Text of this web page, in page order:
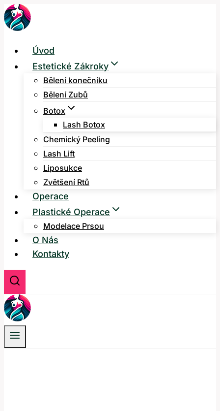
Přeskočit
na
Úvod
Estetické Zákroky
Bělení konečníku
Bělení Zubů
Botox
Lash Botox
Chemický Peeling
Lash Lift
Liposukce
Zvětšení Rtů
Operace
Plastické Operace
Modelace Prsou
O Nás
Kontakty